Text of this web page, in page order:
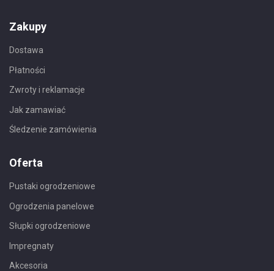
Zakupy
Dostawa
Płatności
Zwroty i reklamacje
Jak zamawiać
Śledzenie zamówienia
Oferta
Pustaki ogrodzeniowe
Ogrodzenia panelowe
Słupki ogrodzeniowe
Impregnaty
Akcesoria